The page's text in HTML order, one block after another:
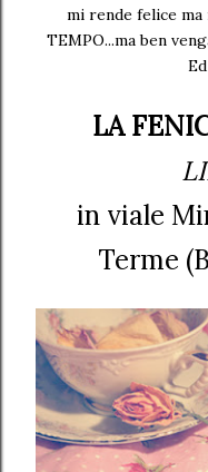
mi rende felice
TEMPO...ma ben
LA
in viale
Terme